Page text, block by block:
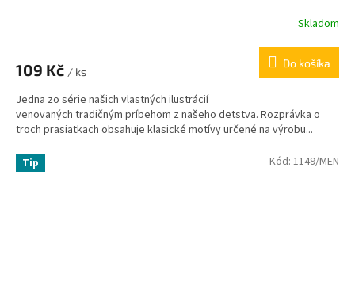
Skladom
109 Kč / ks
Do košíka
Jedna zo série našich vlastných ilustrácií
venovaných tradičným príbehom z našeho detstva. Rozprávka o
troch prasiatkach obsahuje klasické motívy určené na výrobu...
Tip Kód: 1149/MEN